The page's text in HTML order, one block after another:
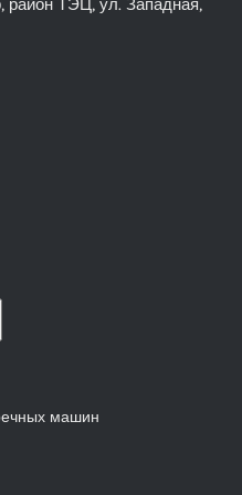
район ТЭЦ, ул. Западная,
машин